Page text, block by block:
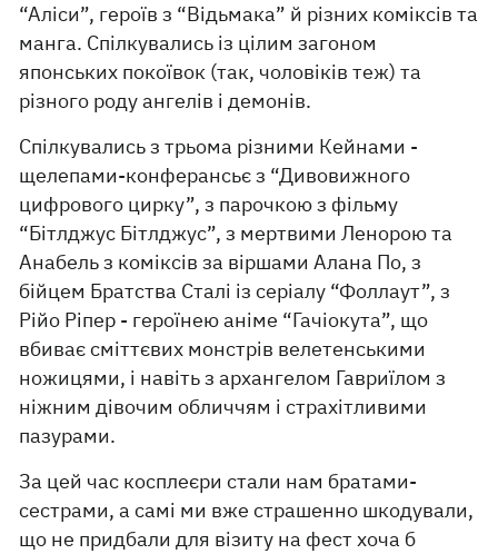
“Аліси”, героїв з “Відьмака” й різних коміксів та
манга. Спілкувались із цілим загоном
японських покоївок (так, чоловіків теж) та
різного роду ангелів і демонів.
Спілкувались з трьома різними Кейнами -
щелепами-конферансьє з “Дивовижного
цифрового цирку”, з парочкою з фільму
“Бітлджус Бітлджус”, з мертвими Ленорою та
Анабель з коміксів за віршами Алана По, з
бійцем Братства Сталі із серіалу “Фоллаут”, з
Рійо Ріпер - героїнею аніме “Гачіокута”, що
вбиває сміттєвих монстрів велетенськими
ножицями, і навіть з архангелом Гавриїлом з
ніжним дівочим обличчям і страхітливими
пазурами.
За цей час косплеєри стали нам братами-
сестрами, а самі ми вже страшенно шкодували,
що не придбали для візиту на фест хоча б